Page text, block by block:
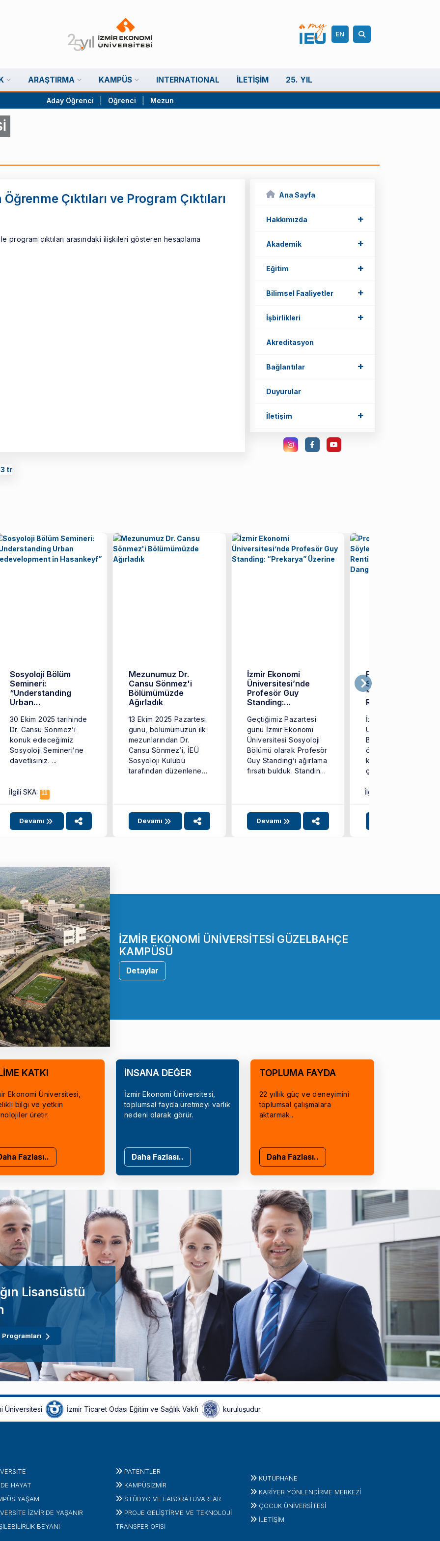
EN
ARAŞTIRMA KAMPÜS INTERNATIONAL İLETIŞIM 25. YIL
Aday Öğrenci Öğrenci Mezun
Ana Sayfa
Hakkımızda +
Akademik +
Eğitim +
Bilimsel Faaliyetler +
İşbirlikleri +
Akreditasyon
Bağlantılar +
Duyurular
İletişim +
Çıktıları ve Program Çıktıları
program çıktıları arasındaki ilişkileri gösteren hesaplama
Sosyoloji Bölüm
Semineri:
“Understanding
Urban
Hasankeyf”
30 Ekim 2025 tarihinde
Dr. Cansu Sönmez’i
konuk edeceğimiz
Sosyoloji Semineri’ne
davetlisiniz. ...
İlgili SKA: 11
Devamı
Mezunumuz Dr.
Cansu Sönmez'i
Bölümümüzde
Ağırladık
13 Ekim 2025 Pazartesi
günü, bölümümüzün ilk
mezunlarından Dr.
Cansu Sönmez’i, İEÜ
Sosyoloji Kulübü
tarafından düzenlenen
Devamı
İzmir Ekonomi
Üniversitesi’nde
Profesör Guy
Standing:
Geçtiğimiz Pazartesi
günü İzmir Ekonomi
Üniversitesi Sosyoloji
Bölümü olarak Profesör
Guy Standing’i ağırlama
fırsatı bulduk. Standing,
Devamı
Profesör Guy
Standing Söyleşisi:
“The Precariat:
Rentier
İzmir Ekonomi
Üniversitesi Sosyoloji
Bölümü, Güz 2025
öğretim döneminin ilk
konuşmacısı olarak
çalışma hayatı ve
ilgili öncü
İlgili SKA:
İZMİR EKONOMİ ÜNİVERSİTESİ GÜZELBAHÇE
KAMPÜSÜ
Detaylar
KATKI
Ekonomi Üniversitesi,
bilgi ve yetkin
üretir.
Fazlası..
İNSANA DEĞER
İzmir Ekonomi Üniversitesi,
toplumsal fayda üretmeyi varlık
nedeni olarak görür.
Daha Fazlası..
TOPLUMA FAYDA
22 yıllık güç ve deneyimini
toplumsal çalışmalara
aktarmak..
Daha Fazlası..
Lisansüstü
Üniversitesi İzmir Ticaret Odası Eğitim ve Sağlık Vakfı kuruluşudur.
HAYAT
YAŞAM
İZMİR'DE YAŞANIR
BEYANI
PATENTLER
KAMPÜSİZMIR
STÜDYO VE LABORATUVARLAR
PROJE GELIŞTIRME VE TEKNOLOJI
TRANSFER OFISI
KÜTÜPHANE
KARİYER YÖNLENDİRME MERKEZİ
ÇOCUK ÜNIVERSITESI
İLETIŞIM